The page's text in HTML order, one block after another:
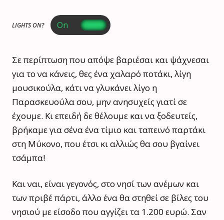
LIGHTS ON?
Σε περίπτωση που απόψε βαριέσαι και ψάχνεσαι
για το να κάνεις, θες ένα χαλαρό ποτάκι, λίγη
μουσικούλα, κάτι να γλυκάνει λίγο η
Παρασκευούλα σου, μην ανησυχείς γιατί σε
έχουμε. Κι επειδή δε θέλουμε και να ξοδευτείς,
βρήκαμε για σένα ένα τίμιο και ταπεινό παρτάκι
στη Μύκονο, που έτσι κι αλλιώς θα σου βγαίνει
τσάμπα!
Και ναι, είναι γεγονός, στο νησί των ανέμων και
των πριβέ πάρτι, άλλο ένα θα στηθεί σε βίλες του
νησιού με είσοδο που αγγίζει τα 1.200 ευρώ. Σαν